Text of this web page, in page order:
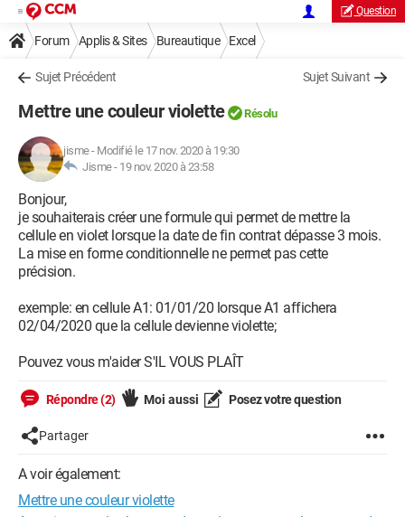
Question
Forum Applis & Sites Bureautique Excel
Sujet Précédent Sujet Suivant
Mettre une couleur violette Résolu
jisme- Modifié le 17 nov. 2020 à 19:30
Jisme - 19 nov. 2020 à 23:58
Bonjour,
je souhaiterais créer une formule qui permet de mettre la
cellule en violet lorsque la date de fin contrat dépasse 3 mois.
La mise en forme conditionnelle ne permet pas cette
précision.
exemple: en cellule A1: 01/01/20 lorsque A1 affichera
02/04/2020 que la cellule devienne violette;
Pouvez vous m'aider S'IL VOUS PLAÎT
Répondre (2) Moi aussi Posez votre question
Partager
A voir également:
Mettre une couleur violette